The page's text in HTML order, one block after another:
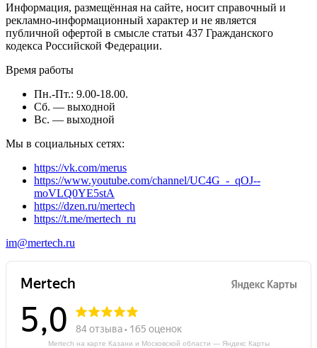
Информация, размещённая на сайте, носит справочный и
рекламно-информационный характер и не является
публичной офертой в смысле статьи 437 Гражданского
кодекса Российской Федерации.
Время работы
Пн.-Пт.: 9.00-18.00.
Сб. — выходной
Вс. — выходной
Мы в социальных сетях:
https://vk.com/merus
https://www.youtube.com/channel/UC4G_-_qOJ--
moVLQ0YE5stA
https://dzen.ru/mertech
https://t.me/mertech_ru
im@mertech.ru
Mertech на карте Казани и Московской области — Яндекс Карты